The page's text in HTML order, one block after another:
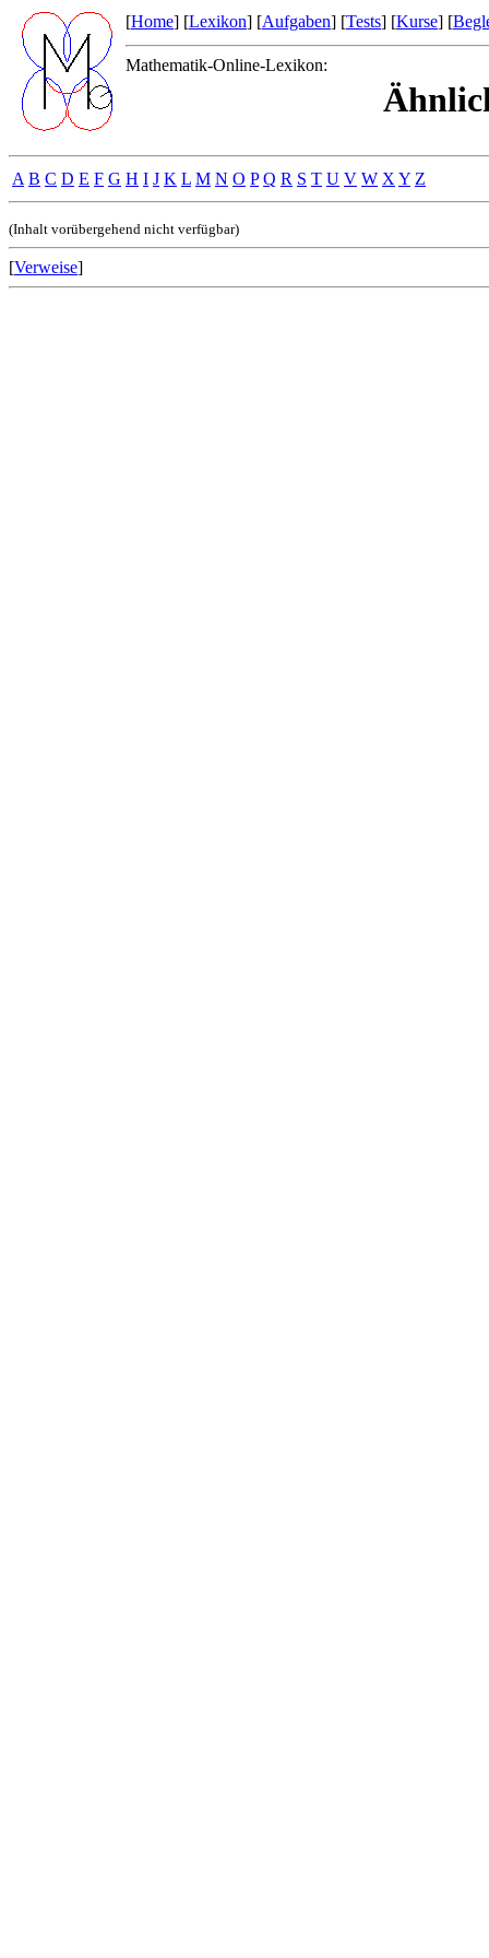
[Home] [Lexikon] [Aufgaben] [Tests] [Kurse] [
Mathematik-Online-Lexikon:
A B C D E F G H I J K L M N O P Q R S T U V W X Y Z
(Inhalt vorübergehend nicht verfügbar)
[Verweise]